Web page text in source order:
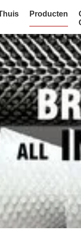
Producten